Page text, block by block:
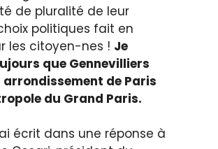
de pluralité de leur
politiques fait en
les citoyen-nes ! Je
que Gennevilliers
arrondissement de Paris
du Grand Paris.
écrit dans une réponse à